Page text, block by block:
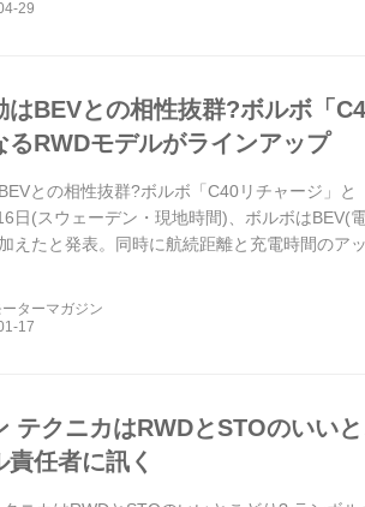
はBEVとの相性抜群?ボルボ「
るRWDモデルがラインアップ
との相性抜群?ボルボ「C40リチャージ」
日(スウェーデン・現地時間)、ボルボはBEV(
えたと発表。同時に航続距離と充電時間のア
ターマガジン
テクニカはRWDとSTOのいい
責任者に訊く